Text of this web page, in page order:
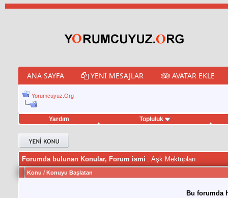
ANA SAYFA YENI MESAJLAR AVATAR EKLE
Yorumcuyuz.Org
Yardım Topluluk
hilesi
Forumda bulunan Konular, Forum ismi : Aşk Mektupları
Konu / Konuyu Başlatan
Bu forumda